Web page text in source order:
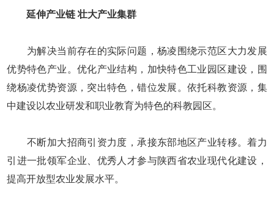
延伸产业链 壮大产业集群
为解决当前存在的实际问题，杨凌围绕示范区大力发展
优势特色产业。优化产业结构，加快特色工业园区建设，围
绕杨凌优势资源，突出特色，错位发展。依托科教资源，集
中建设以农业研发和职业教育为特色的科教园区。
不断加大招商引资力度，承接东部地区产业转移。着力
引进一批领军企业、优秀人才参与陕西省农业现代化建设，
提高开放型农业发展水平。